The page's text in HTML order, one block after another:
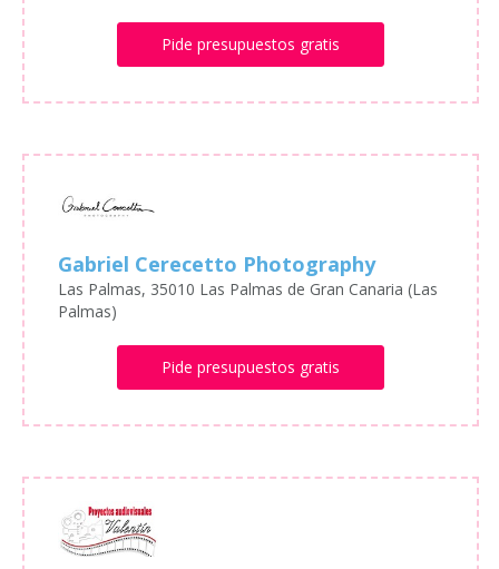
Pide presupuestos gratis
Gabriel Cerecetto Photography
Las Palmas, 35010 Las Palmas de Gran Canaria (Las
Palmas)
Pide presupuestos gratis